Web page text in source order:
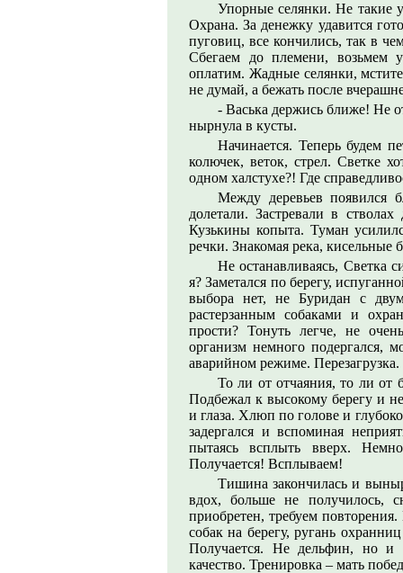
Упорные селянки. Не такие
Охрана. За денежку удавится
пуговиц, все кончились, так в
Сбегаем до племени, возьмем
оплатим. Жадные селянки,
не думай, а бежать после
- Васька держись ближе! Не
нырнула в кусты.
Начинается. Теперь будем
колючек, веток, стрел. Светке
одном халстухе?! Где
Между деревьев появился
долетали. Застревали в
Кузькины копыта. Туман
речки. Знакомая река, кисельные
Не останавливаясь, Светка
я? Заметался по берегу,
выбора нет, не Буридан с
растерзанным собаками и
прости? Тонуть легче, не
организм немного подергался,
аварийном режиме.
То ли от отчаяния, то ли от
Подбежал к высокому берегу и
и глаза. Хлюп по голове и
задергался и вспоминая
пытаясь всплыть вверх.
Получается! Всплываем!
Тишина закончилась и
вдох, больше не получилось,
приобретен, требуем
собак на берегу, ругань
Получается. Не дельфин, но и
качество. Тренировка – мать